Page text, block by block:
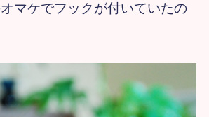
マケでフックが付いていたの